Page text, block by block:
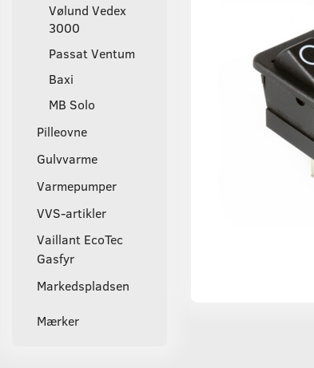
Vølund Vedex
3000
Passat Ventum
Baxi
MB Solo
Pilleovne
Gulvvarme
Varmepumper
VVS-artikler
Vaillant EcoTec
Gasfyr
Markedspladsen
Mærker